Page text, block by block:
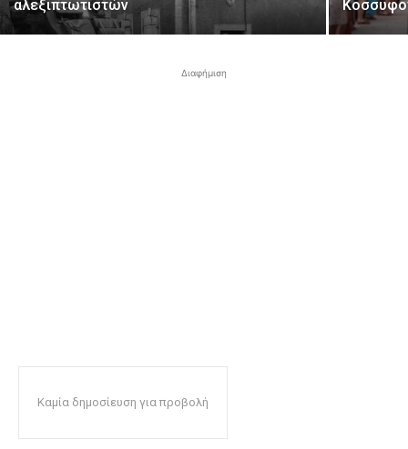
αλεξιπτωτιστών
Διαφήμιση
Καμία δημοσίευση για προβολή